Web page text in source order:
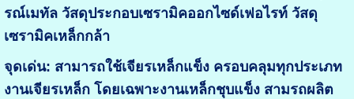
รณ์เมทัล วัสดุประกอบเซรามิคออกไซด์เฟอไรท์ วัสดุ
เซรามิคเหล็กกล้า
จุดเด่น: สามารถใช้เจียรเหล็กแข็ง ครอบคลุมทุกประเภท
งานเจียรเหล็ก โดยเฉพาะงานเหล็กชุบแข็ง สามรถผลิต